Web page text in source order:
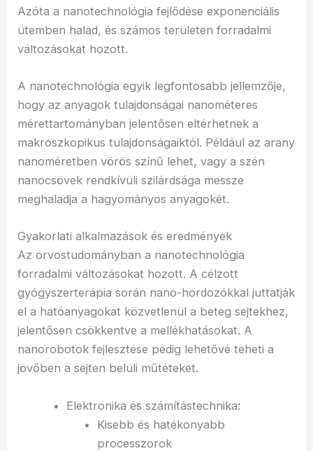
Azóta a nanotechnológia fejlődése exponenciális
ütemben halad, és számos területen forradalmi
változásokat hozott.
A nanotechnológia egyik legfontosabb jellemzője,
hogy az anyagok tulajdonságai nanométeres
mérettartományban jelentősen eltérhetnek a
makroszkopikus tulajdonságaiktól. Például az arany
nanoméretben vörös színű lehet, vagy a szén
nanocsövek rendkívüli szilárdsága messze
meghaladja a hagyományos anyagokét.
Gyakorlati alkalmazások és eredmények
Az orvostudományban a nanotechnológia
forradalmi változásokat hozott. A célzott
gyógyszerterápia során nano-hordozókkal juttatják
el a hatóanyagokat közvetlenül a beteg sejtekhez,
jelentősen csökkentve a mellékhatásokat. A
nanorobotok fejlesztése pedig lehetővé teheti a
jövőben a sejten belüli műtéteket.
Elektronika és számítástechnika:
Kisebb és hatékonyabb
processzorok